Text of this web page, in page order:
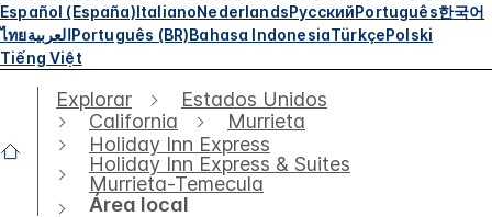
Español (España)ItalianoNederlandsРусскийPortuguês한국어
ไทยالعربيةPortuguês (BR)Bahasa IndonesiaTürkçePolski
Tiếng Việt
Explorar
Estados Unidos
California
Murrieta
Holiday Inn Express
Holiday Inn Express & Suites
Murrieta-Temecula
Área local